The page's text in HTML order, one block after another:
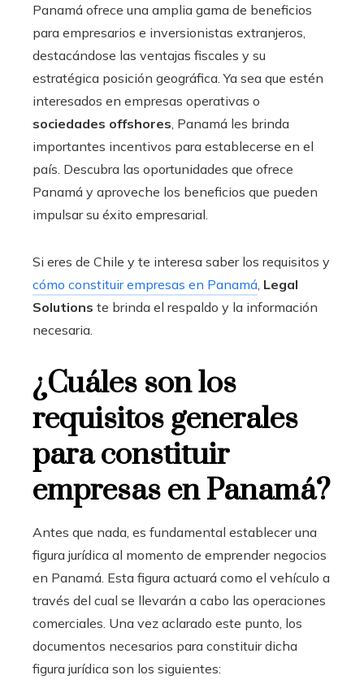
Panamá ofrece una amplia gama de beneficios
para empresarios e inversionistas extranjeros,
destacándose las ventajas fiscales y su
estratégica posición geográfica. Ya sea que estén
interesados en empresas operativas o
sociedades offshores , Panamá les brinda
importantes incentivos para establecerse en el
país. Descubra las oportunidades que ofrece
Panamá y aproveche los beneficios que pueden
impulsar su éxito empresarial.
Si eres de Chile y te interesa saber los requisitos y
cómo constituir empresas en Panamá Legal
Solutions te brinda el respaldo y la información
necesaria.
¿Cuáles son los
requisitos generales
para constituir
empresas en Panamá?
Antes que nada, es fundamental establecer una
figura jurídica al momento de emprender negocios
en Panamá. Esta figura actuará como el vehículo a
través del cual se llevarán a cabo las operaciones
comerciales. Una vez aclarado este punto, los
documentos necesarios para constituir dicha
figura jurídica son los siguientes: